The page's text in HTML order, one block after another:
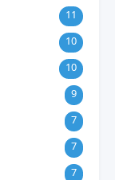
11
10
10
9
7
7
7